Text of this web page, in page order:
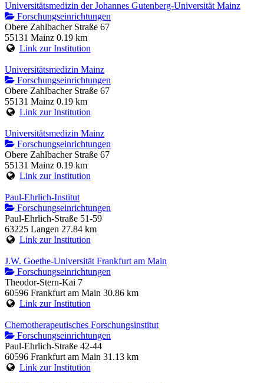
Universitätsmedizin der Johannes Gutenberg-Universität Mainz
Forschungseinrichtungen
Obere Zahlbacher Straße 67
55131 Mainz 0.19 km
Link zur Institution
Universitätsmedizin Mainz
Forschungseinrichtungen
Obere Zahlbacher Straße 67
55131 Mainz 0.19 km
Link zur Institution
Universitätsmedizin Mainz
Forschungseinrichtungen
Obere Zahlbacher Straße 67
55131 Mainz 0.19 km
Link zur Institution
Paul-Ehrlich-Institut
Forschungseinrichtungen
Paul-Ehrlich-Straße 51-59
63225 Langen 27.84 km
Link zur Institution
J.W. Goethe-Universität Frankfurt am Main
Forschungseinrichtungen
Theodor-Stern-Kai 7
60596 Frankfurt am Main 30.86 km
Link zur Institution
Chemotherapeutisches Forschungsinstitut
Forschungseinrichtungen
Paul-Ehrlich-Straße 42-44
60596 Frankfurt am Main 31.13 km
Link zur Institution